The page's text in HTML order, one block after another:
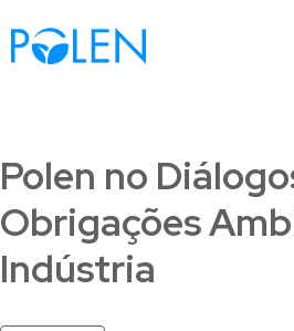
Polen no
Obrigações
Indústria